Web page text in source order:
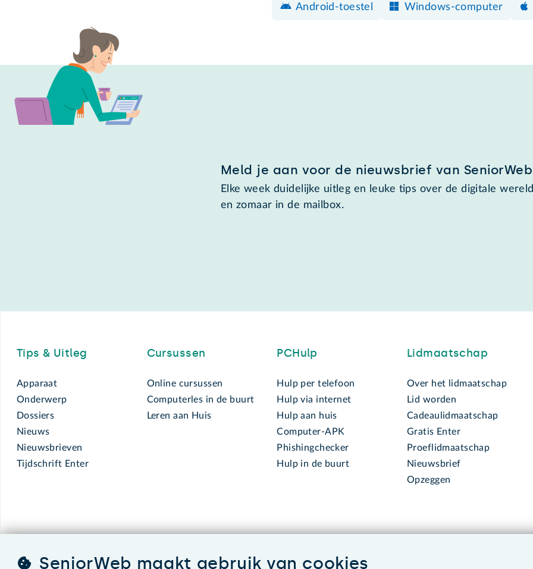
Android-toestel Windows-computer
Meld je aan voor de nieuwsbrief van SeniorWeb
Elke week duidelijke uitleg en leuke tips over de digitale
en zomaar in de mailbox.
Tips & Uitleg
Apparaat
Onderwerp
Dossiers
Nieuws
Nieuwsbrieven
Tijdschrift Enter
Cursussen
Online cursussen
Computerles in de buurt
Leren aan Huis
PCHulp
Hulp per telefoon
Hulp via internet
Hulp aan huis
Computer-APK
Phishingchecker
Hulp in de buurt
Lidmaatschap
Over het lidmaatschap
Lid worden
Cadeaulidmaatschap
Gratis Enter
Proeflidmaatschap
Nieuwsbrief
Opzeggen
SeniorWeb.De computerhulp voor u.
SeniorWeb maakt gebruik van cookies